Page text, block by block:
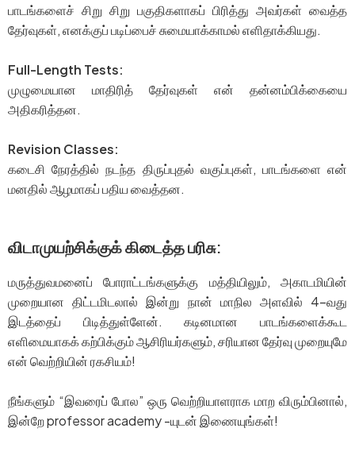
பாடங்களைச் சிறு சிறு பகுதிகளாகப் பிரித்து அவர்கள் வைத்த
தேர்வுகள், எனக்குப் படிப்பைச் சுமையாக்காமல் எளிதாக்கியது.
Full-Length Tests:
முழுமையான மாதிரித் தேர்வுகள் என் தன்னம்பிக்கையை
அதிகரித்தன.
Revision Classes:
கடைசி நேரத்தில் நடந்த திருப்புதல் வகுப்புகள், பாடங்களை என்
மனதில் ஆழமாகப் பதிய வைத்தன.
விடாமுயற்சிக்குக் கிடைத்த பரிசு:
மருத்துவமனைப் போராட்டங்களுக்கு மத்தியிலும், அகாடமியின்
முறையான திட்டமிடலால் இன்று நான் மாநில அளவில் 4-வது
இடத்தைப் பிடித்துள்ளேன். கடினமான பாடங்களைக்கூட
எளிமையாகக் கற்பிக்கும் ஆசிரியர்களும், சரியான தேர்வு முறையுமே
என் வெற்றியின் ரகசியம்!
நீங்களும் “இவரைப் போல” ஒரு வெற்றியாளராக மாற விரும்பினால்,
இன்றே professor academy -யுடன் இணையுங்கள்!